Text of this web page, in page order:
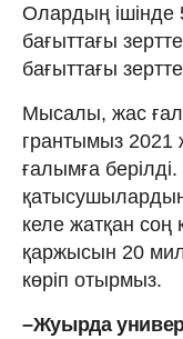
Олардың ішінде
бағыттағы
бағыттағы
Мысалы, жас
грантымыз
ғалымға
келе жатқан соң
қаржысын 20
көріп отырмыз.
–Жуырда